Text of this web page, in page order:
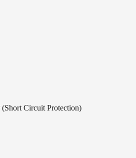
Circuit Protection)